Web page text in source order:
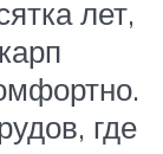
лет,
где